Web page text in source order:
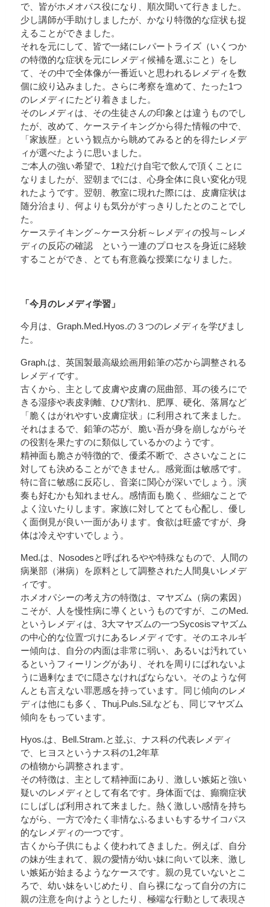
で、皆がホメオパス役になり、順次聞いて行きました。
少し講師が手助けしましたが、かなり特徴的な症状も捉
えることができました。
それを元にして、皆で一緒にレパートライズ（いくつか
の特徴的な症状を元にレメディ候補を選ぶこと）をし
て、その中で全体像が一番近いと思われるレメディを数
個に絞り込みました。さらに考察を進めて、たった1つ
のレメディにたどり着きました。
そのレメディは、その生徒さんの印象とは違うものでし
たが、改めて、ケーステイキングから得た情報の中で、
「家族歴」という観点から眺めてみると的を得たレメデ
ィが選べたように思いました。
ご本人の強い希望で、1粒だけ自宅で飲んで頂くことに
なりましたが、翌朝までには、心身全体に良い変化が現
れたようです。翌朝、教室に現れた際には、皮膚症状は
随分治まり、何よりも気分がすっきりしたとのことでし
た。
ケーステイキング～ケース分析～レメディの投与～レメ
ディの反応の確認 という一連のプロセスを身近に経験
することができ、とても有意義な授業になりました。
「今月のレメディ学習」
今月は、Graph.Med.Hyos.の３つのレメディを学びまし
た。
Graph.は、英国製最高級絵画用鉛筆の芯から調整される
レメディです。
古くから、主として皮膚や皮膚の屈曲部、耳の後ろにで
きる湿疹や表皮剥離、ひび割れ、肥厚、硬化、落屑など
「脆くはがれやすい皮膚症状」に利用されて来ました。
それはまるで、鉛筆の芯が、脆い吾が身を崩しながらそ
の役割を果たすのに類似しているかのようです。
精神面も脆さが特徴的で、優柔不断で、ささいなことに
対しても決めることができません。感覚面は敏感です。
特に音に敏感に反応し、音楽に関心が深いでしょう。演
奏も好むかも知れません。感情面も脆く、些細なことで
よく泣いたりします。家族に対してとても心配し、優し
く面倒見が良い一面があります。食欲は旺盛ですが、身
体は冷えやすいでしょう。
Med.は、Nosodesと呼ばれるやや特殊なもので、人間の
病巣部（淋病）を原料として調整された人間臭いレメデ
ィです。
ホメオパシーの考え方の特徴は、マヤズム（病の素因）
こそが、人を慢性病に導くというものですが、このMed.
というレメディは、3大マヤズムの一つSycosisマヤズム
の中心的な位置づけにあるレメディです。そのエネルギ
ー傾向は、自分の内面は非常に弱い、あるいは汚れてい
るというフィーリングがあり、それを周りにばれないよ
うに過剰なまでに隠さなければならない。そのような何
んとも言えない罪悪感を持っています。同じ傾向のレメ
ディは他にも多く、Thuj.Puls.Sil.なども、同じマヤズム
傾向をもっています。
Hyos.は、Bell.Stram.と並ぶ、ナス科の代表レメディ
で、ヒヨスというナス科の1,2年草
の植物から調整されます。
その特徴は、主として精神面にあり、激しい嫉妬と強い
疑いのレメディとして有名です。身体面では、癲癇症状
にしばしば利用されて来ました。熱く激しい感情を持ち
ながら、一方で冷たく非情なふるまいもするサイコパス
的なレメディの一つです。
古くから子供にもよく使われてきました。例えば、自分
の妹が生まれて、親の愛情が幼い妹に向いて以来、激し
い嫉妬が始まるようなケースです。親の見ていないとこ
ろで、幼い妹をいじめたり、自ら裸になって自分の方に
親の注意を向けようとしたり、極端な行動として表現さ